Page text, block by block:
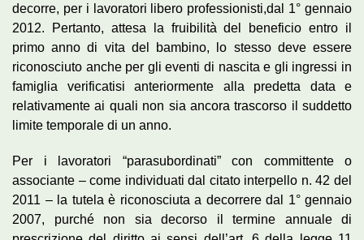
decorre, per i lavoratori libero professionisti,dal 1° gennaio
2012. Pertanto, attesa la fruibilità del beneficio entro il
primo anno di vita del bambino, lo stesso deve essere
riconosciuto anche per gli eventi di nascita e gli ingressi in
famiglia verificatisi anteriormente alla predetta data e
relativamente ai quali non sia ancora trascorso il suddetto
limite temporale di un anno.
Per i lavoratori “parasubordinati” con committente o
associante – come individuati dal citato interpello n. 42 del
2011 – la tutela è riconosciuta a decorrere dal 1° gennaio
2007, purché non sia decorso il termine annuale di